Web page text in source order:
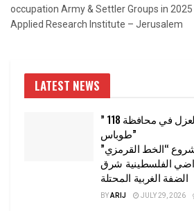
occupation Army & Settler Groups in
Applied Research Institute – Jerusalem
LATEST NEWS
” 118 ألف دونم مهددة بالعزل في محافظة
طوباس”
“الخط القرمزي”
الفلسطينية شرق
الضفة الغربية المحتلة
BYARIJ JULY 29, 2026